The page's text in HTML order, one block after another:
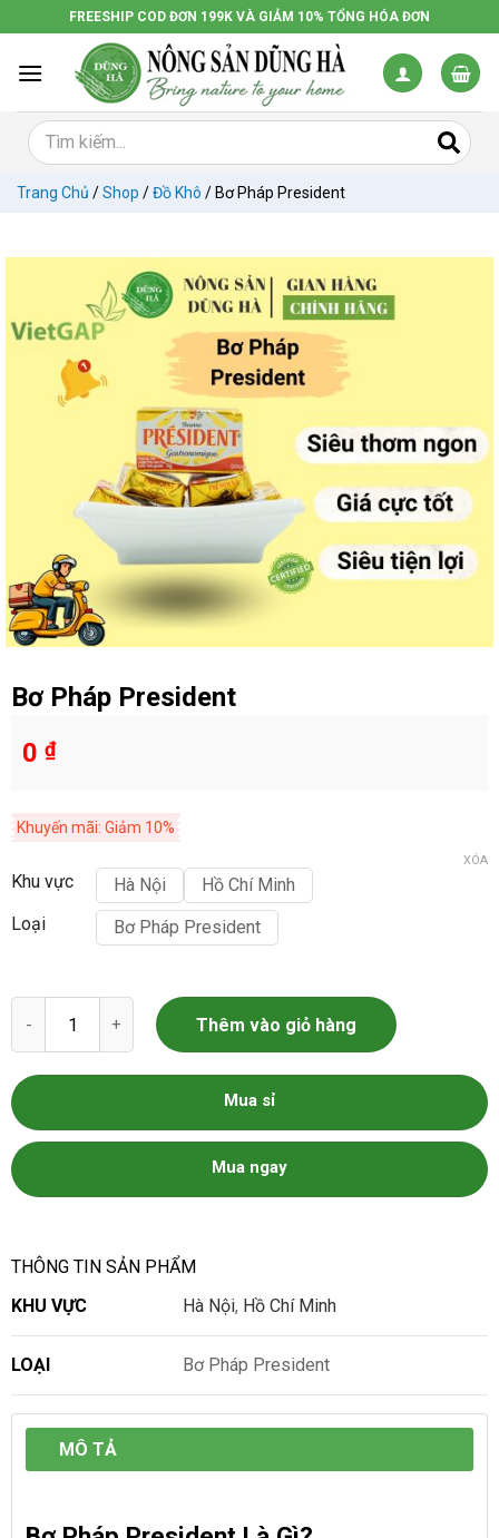
đến
dung
FREESHIP COD ĐƠN 199K VÀ GIẢM 10% TỔNG HÓA ĐƠN
Trang Chủ /Shop /Đồ Khô / Bơ Pháp President
Bơ Pháp President
0 ₫
Khuyến mãi: Giảm 10%
Khu vực Hà Nội
Hồ Chí Minh
Loại
Bơ Pháp President
XÓA
Bơ Pháp President số lượng
Thêm vào giỏ hàng
Mua sỉ
Mua ngay
THÔNG TIN SẢN PHẨM
KHU VỰC
Hà Nội, Hồ Chí Minh
LOẠI Bơ Pháp President
MÔ TẢ